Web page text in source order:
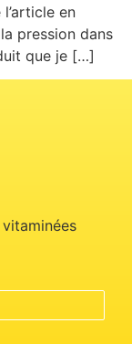
en
pression dans
que je […]